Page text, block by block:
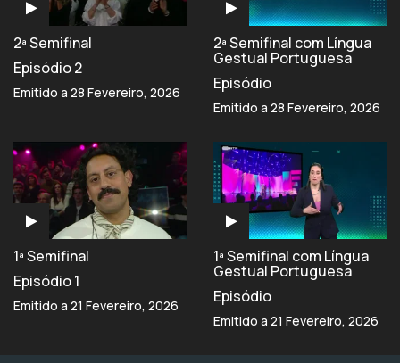
2ª Semifinal
Episódio 2
Emitido a 28 Fevereiro, 2026
2ª Semifinal com Língua
Gestual Portuguesa
Episódio
Emitido a 28 Fevereiro, 2026
1ª Semifinal
Episódio 1
Emitido a 21 Fevereiro, 2026
1ª Semifinal com Língua
Gestual Portuguesa
Episódio
Emitido a 21 Fevereiro, 2026